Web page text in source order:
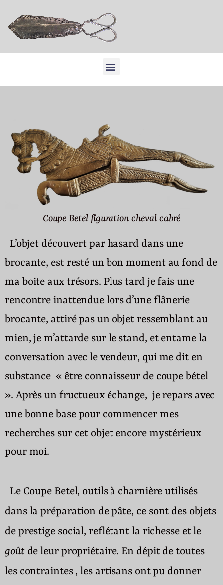
Coupe Betel figuration cheval cabré
L’objet découvert par hasard dans une
brocante, est resté un bon moment au fond de
ma boite aux trésors. Plus tard je fais une
rencontre inattendue lors d’une flânerie
brocante, attiré pas un objet ressemblant au
mien, je m’attarde sur le stand, et entame la
conversation avec le vendeur, qui me dit en
substance « être connaisseur de coupe bétel
». Après un fructueux échange, je repars avec
une bonne base pour commencer mes
recherches sur cet objet encore mystérieux
pour moi.
Le Coupe Betel, outils à charnière utilisés
dans la préparation de pâte, ce sont des objets
de prestige social, reflétant la richesse et le
goût de leur propriétaire. En dépit de toutes
les contraintes , les artisans ont pu donner